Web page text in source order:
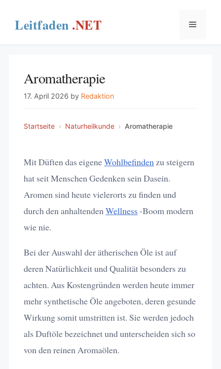
content
Menu
Aromatherapie
17. April 2026 by Redaktion
Startseite › Naturheilkunde › Aromatherapie
Mit Düften das eigeneWohlbefindenzu steigern
hat seit Menschen Gedenken sein Dasein.
Aromen sind heute vielerorts zu finden und
durch den anhaltendenWellness-Boom modern
wie nie.
Bei der Auswahl der ätherischen Öle ist auf
deren Natürlichkeit und Qualität besonders zu
achten. Aus Kostengründen werden heute immer
mehr synthetische Öle angeboten, deren gesunde
Wirkung somit umstritten ist. Sie werden jedoch
als Duftöle bezeichnet und unterscheiden sich so
von den reinen Aromaölen.